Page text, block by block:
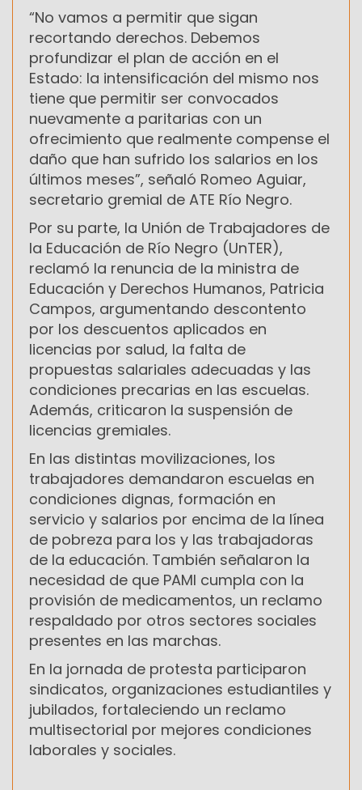
“No vamos a permitir que sigan
recortando derechos. Debemos
profundizar el plan de acción en el
Estado: la intensificación del mismo nos
tiene que permitir ser convocados
nuevamente a paritarias con un
ofrecimiento que realmente compense el
daño que han sufrido los salarios en los
últimos meses”, señaló Romeo Aguiar,
secretario gremial de ATE Río Negro.
Por su parte, la Unión de Trabajadores de
la Educación de Río Negro (UnTER),
reclamó la renuncia de la ministra de
Educación y Derechos Humanos, Patricia
Campos, argumentando descontento
por los descuentos aplicados en
licencias por salud, la falta de
propuestas salariales adecuadas y las
condiciones precarias en las escuelas.
Además, criticaron la suspensión de
licencias gremiales.
En las distintas movilizaciones, los
trabajadores demandaron escuelas en
condiciones dignas, formación en
servicio y salarios por encima de la línea
de pobreza para los y las trabajadoras
de la educación. También señalaron la
necesidad de que PAMI cumpla con la
provisión de medicamentos, un reclamo
respaldado por otros sectores sociales
presentes en las marchas.
En la jornada de protesta participaron
sindicatos, organizaciones estudiantiles y
jubilados, fortaleciendo un reclamo
multisectorial por mejores condiciones
laborales y sociales.